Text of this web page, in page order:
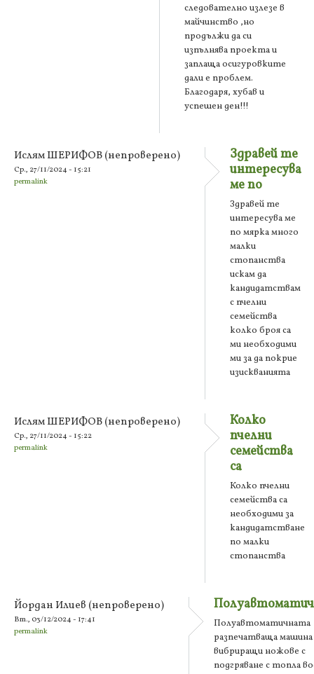
следователно излезе в
майчинство ,но
продължи да си
изпълнява проекта и
заплаща осигуровките
дали е проблем.
Благодаря, хубав и
успешен ден!!!
Ислям ШЕРИФОВ (непроверено)
Ср., 27/11/2024 - 15:21
permalink
Здравей те
интересува
ме по
Здравей те
интересува ме
по мярка много
малки
стопанства
искам да
кандидатствам
с пчелни
семейства
колко броя са
ми необходими
ми за да покрие
изискванията
Ислям ШЕРИФОВ (непроверено)
Ср., 27/11/2024 - 15:22
permalink
Колко
пчелни
семейства
са
Колко пчелни
семейства са
необходими за
кандидатстване
по малки
стопанства
Йордан Илиев (непроверено)
Вт., 03/12/2024 - 17:41
permalink
Полуавтоматичната
разпечатваща машина
вибриращи ножове с
подгряване с топла